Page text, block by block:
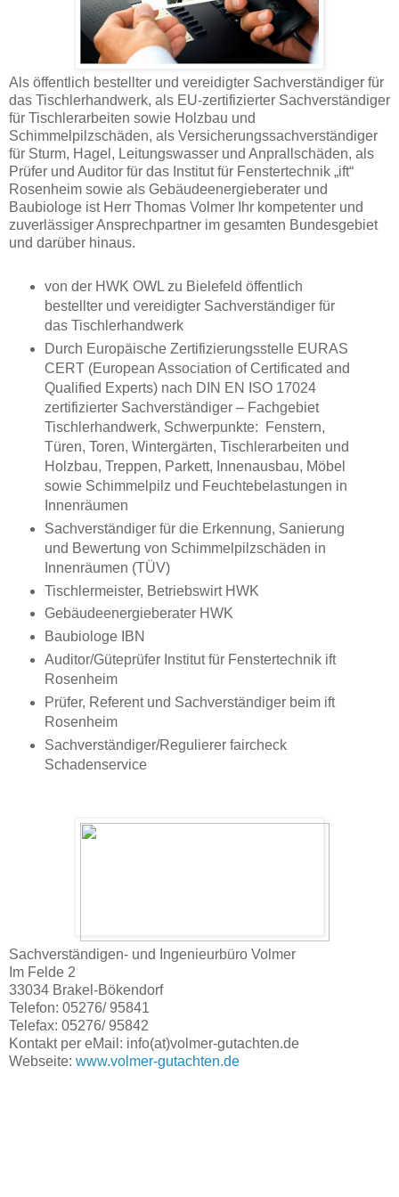
Als öffentlich bestellter und vereidigter Sachverständiger für
das Tischlerhandwerk, als EU-zertifizierter Sachverständiger
für Tischlerarbeiten sowie Holzbau und
Schimmelpilzschäden, als Versicherungssachverständiger
für Sturm, Hagel, Leitungswasser und Anprallschäden, als
Prüfer und Auditor für das Institut für Fenstertechnik „ift“
Rosenheim sowie als Gebäudeenergieberater und
Baubiologe ist Herr Thomas Volmer Ihr kompetenter und
zuverlässiger Ansprechpartner im gesamten Bundesgebiet
und darüber hinaus.
von der HWK OWL zu Bielefeld öffentlich
bestellter und vereidigter Sachverständiger für
das Tischlerhandwerk
Durch Europäische Zertifizierungsstelle EURAS
CERT (European Association of Certificated and
Qualified Experts) nach DIN EN ISO 17024
zertifizierter Sachverständiger – Fachgebiet
Tischlerhandwerk, Schwerpunkte: Fenstern,
Türen, Toren, Wintergärten, Tischlerarbeiten und
Holzbau, Treppen, Parkett, Innenausbau, Möbel
sowie Schimmelpilz und Feuchtebelastungen in
Innenräumen
Sachverständiger für die Erkennung, Sanierung
und Bewertung von Schimmelpilzschäden in
Innenräumen (TÜV)
Tischlermeister, Betriebswirt HWK
Gebäudeenergieberater HWK
Baubiologe IBN
Auditor/Güteprüfer Institut für Fenstertechnik ift
Rosenheim
Prüfer, Referent und Sachverständiger beim ift
Rosenheim
Sachverständiger/Regulierer faircheck
Schadenservice
Sachverständigen- und Ingenieurbüro Volmer
Im Felde 2
33034 Brakel-Bökendorf
Telefon: 05276/ 95841
Telefax: 05276/ 95842
Kontakt per eMail: info(at)volmer-gutachten.de
Webseite: www.volmer-gutachten.de